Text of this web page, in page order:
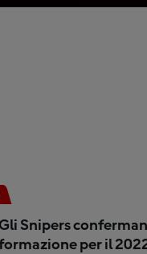
Snipers
per il